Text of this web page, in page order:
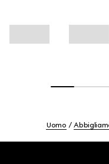
Uomo